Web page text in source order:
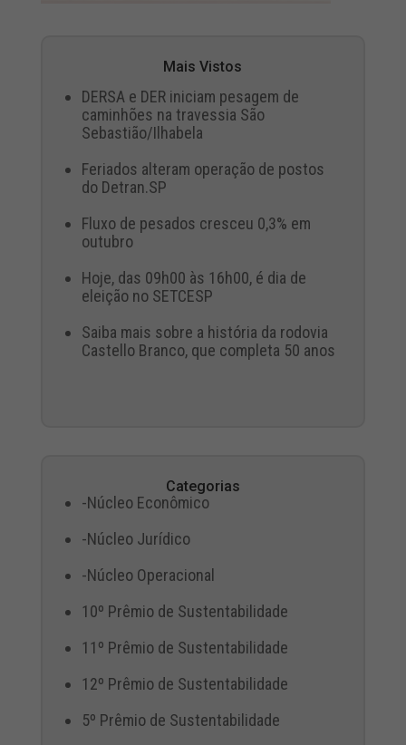
Mais Vistos
DERSA e DER iniciam pesagem de
caminhões na travessia São
Sebastião/Ilhabela
Feriados alteram operação de postos
do Detran.SP
Fluxo de pesados cresceu 0,3% em
outubro
Hoje, das 09h00 às 16h00, é dia de
eleição no SETCESP
Saiba mais sobre a história da rodovia
Castello Branco, que completa 50 anos
Categorias
-Núcleo Econômico
-Núcleo Jurídico
-Núcleo Operacional
10º Prêmio de Sustentabilidade
11º Prêmio de Sustentabilidade
12º Prêmio de Sustentabilidade
5º Prêmio de Sustentabilidade